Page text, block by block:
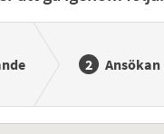
Ansökan